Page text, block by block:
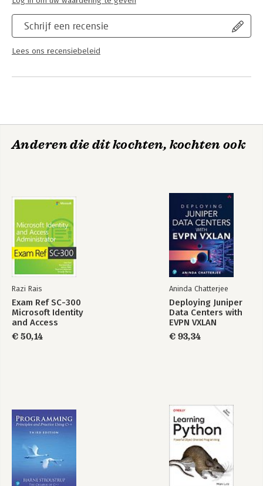
Schrijf een recensie
Lees ons recensiebeleid
Anderen die dit kochten, kochten ook
Razi Rais
Exam Ref SC-300
Microsoft Identity
and Access
Administrator
€ 50,14
Aninda Chatterjee
Deploying Juniper
Data Centers with
EVPN VXLAN
€ 93,34